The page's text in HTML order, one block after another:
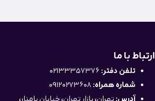
ارتباط با ما
تلفن دفتر: 02133357376
شماره همراه: 09120273608